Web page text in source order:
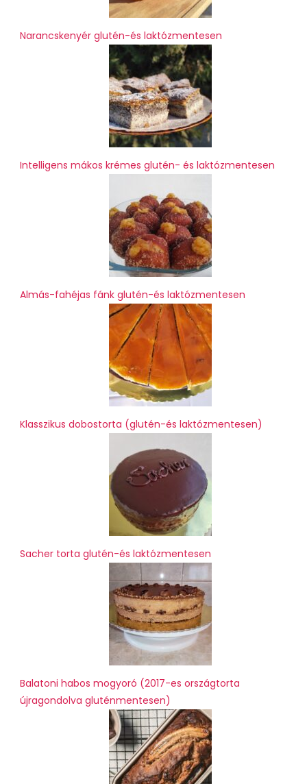
Narancskenyér glutén-és laktózmentesen
Intelligens mákos krémes glutén- és laktózmentesen
Almás-fahéjas fánk glutén-és laktózmentesen
Klasszikus dobostorta (glutén-és laktózmentesen)
Sacher torta glutén-és laktózmentesen
Balatoni habos mogyoró (2017-es országtorta
újragondolva gluténmentesen)